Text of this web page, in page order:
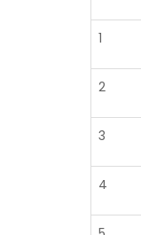
1
2
3
4